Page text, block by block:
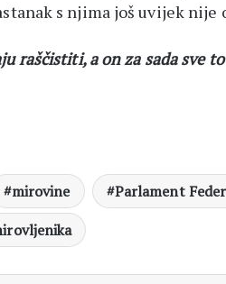
s njima još uvijek nije
raščistiti, a on za sada sve
mirovine
Parlament